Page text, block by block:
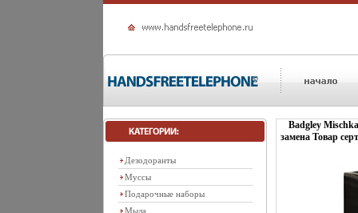
Дезодоранты
Муссы
Подарочные наборы
Мыла
Badgley
замена Товар